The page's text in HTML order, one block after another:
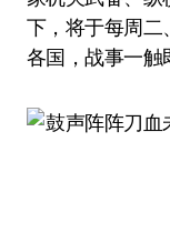
下，将于每周二
各国，战事一触